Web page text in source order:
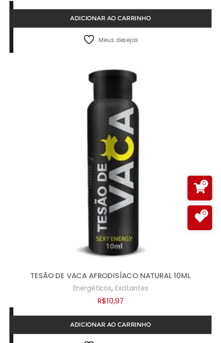
ADICIONAR AO CARRINHO
Meus desejos
TESÃO DE VACA AFRODISÍACO NATURAL 10ML
Energéticos, Excitantes
R$10,97
ADICIONAR AO CARRINHO
0
0